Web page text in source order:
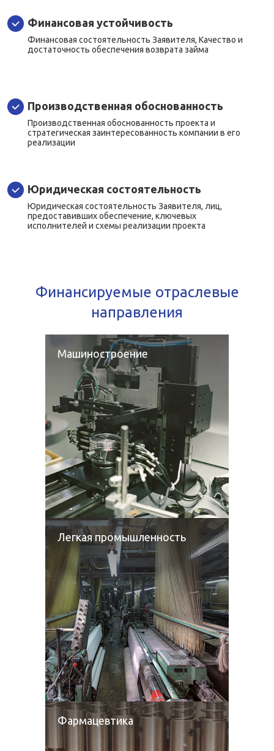
Финансовая устойчивость
Финансовая состоятельность Заявителя, Качество и
достаточность обеспечения возврата займа
Производственная обоснованность
Производственная обоснованность проекта и
стратегическая заинтересованность компании в его
реализации
Юридическая состоятельность
Юридическая состоятельность Заявителя, лиц,
предоставивших обеспечение, ключевых
исполнителей и схемы реализации проекта
Финансируемые отраслевые
направления
Машиностроение
Легкая промышленность
Фармацевтика